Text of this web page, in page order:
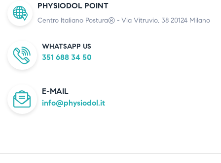
PHYSIODOL POINT
Centro Italiano Postura® - Via Vitruvio, 38 20124 Milano
WHATSAPP US
351 688 34 50
E-MAIL
info@physiodol.it